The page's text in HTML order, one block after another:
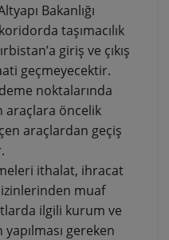
Bakanlığı
taşımacılık
giriş ve çıkış
geçmeyecektir.
noktalarında
araçlara öncelik
araçlardan geçiş
ithalat, ihracat
muaf
ilgili kurum ve
gereken